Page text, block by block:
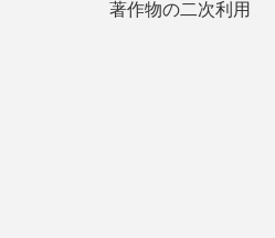
著作物の二次利用